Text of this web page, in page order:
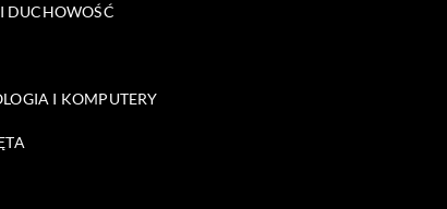
DUCHOWOŚĆ
I KOMPUTERY